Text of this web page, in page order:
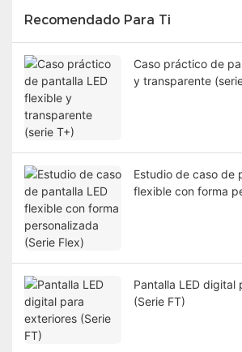
Recomendado Para Ti
Caso práctico de
y transparente
Estudio de caso de
flexible con forma
Pantalla LED digital
(Serie FT)